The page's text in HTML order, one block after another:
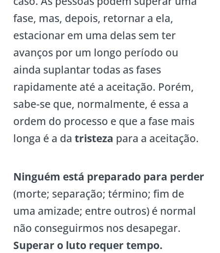
fase, mas, depois, retornar a ela,
estacionar em uma delas sem ter
avanços por um longo período ou
ainda suplantar todas as fases
rapidamente até a aceitação. Porém,
sabe-se que, normalmente, é essa a
ordem do processo e que a fase mais
longa é a da tristeza para a aceitação.
Ninguém está preparado para perder
(morte; separação; término; fim de
uma amizade; entre outros) é normal
não conseguirmos nos desapegar.
Superar o luto requer tempo.